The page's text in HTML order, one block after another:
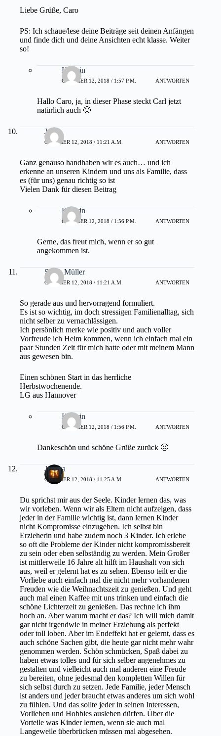
Liebe Grüße, Caro
PS: Ich schaue/lese deine Beiträge seit deinen Anfängen
und finde dich und deine Ansichten echt klasse. Weiter
so!
Kathrin
OKTOBER 12, 2018 / 1:57 P.M. ANTWORTEN
Hallo Caro, ja, in dieser Phase steckt Carl jetzt
natürlich auch 🙂
Jule
OKTOBER 12, 2018 / 11:21 A.M. ANTWORTEN
Ganz genauso handhaben wir es auch… und ich
erkenne an unseren Kindern und uns als Familie, dass
es (für uns) genau richtig so ist
Vielen Dank für diesen Beitrag
Kathrin
OKTOBER 12, 2018 / 1:56 P.M. ANTWORTEN
Gerne, das freut mich, wenn er so gut
angekommen ist.
Sarah Müller
OKTOBER 12, 2018 / 11:21 A.M. ANTWORTEN
So gerade aus und hervorragend formuliert.
Es ist so wichtig, im doch stressigen Familienalltag, sich
nicht selber zu vernachlässigen.
Ich persönlich merke wie positiv und auch voller
Vorfreude ich Heim kommen, wenn ich einfach mal ein
paar Stunden Zeit für mich hatte oder mit meinem Mann
aus gewesen bin.
Einen schönen Start in das herrliche
Herbstwochenende.
LG aus Hannover
Kathrin
OKTOBER 12, 2018 / 1:56 P.M. ANTWORTEN
Dankeschön und schöne Grüße zurück 🙂
Jessica
OKTOBER 12, 2018 / 11:25 A.M. ANTWORTEN
Du sprichst mir aus der Seele. Kinder lernen das, was
wir vorleben. Wenn wir als Eltern nicht aufzeigen, dass
jeder in der Familie wichtig ist, dann lernen Kinder
nicht Kompromisse einzugehen. Ich selbst bin
Erzieherin und habe zudem noch 3 Kinder. Ich erlebe
so oft die Probleme der Kinder nicht kompromissbereit
zu sein oder eben selbständig zu werden. Mein Großer
ist mittlerweile 16 Jahre alt hilft im Haushalt von sich
aus, weil er gelernt hat es zu sehen. Ebenso teilt er die
Vorliebe auch einfach mal die nicht mehr vorhandenen
Freuden wie die Weihnachtszeit zu genießen. Und geht
auch mal einen Kaffee mit uns trinken und einfach die
schöne Lichterzeit zu genießen. Das rechne ich ihm
hoch an. Aber warum macht er das? Ich will mich damit
gar nicht irgendwie in meiner Erziehung als perfekt
oder toll loben. Aber im Endeffekt hat er gelernt, dass es
auch schöne Sachen gibt, die heute gar nicht mehr wahr
genommen werden. Schön schmücken, Spaß dabei zu
haben etwas tolles und für sich selber angenehmes zu
gestalten und vielleicht auch mal anderen eine Freude
zu bereiten, ohne jedesmal den kompletten Willen für
sich selbst durch zu setzen. Jede Familie, jeder Mensch
ist anders und jeder braucht etwas anderes um sich wohl
zu fühlen. Und das sollte jeder in seinen Interessen,
Vorlieben und Hobbies ausleben dürfen. Über die
Vorteile was Kinder lernen, wenn sie auch mal
Langeweile überbrücken müssen mal abgesehen.